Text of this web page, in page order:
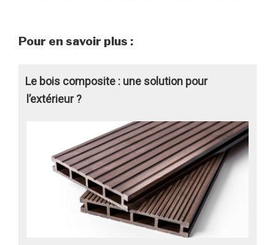
Pour en savoir plus :
Le bois composite : une solution pour
l’extérieur ?